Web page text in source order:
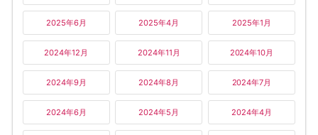
2025年6月 2025年4月 2025年1月
2024年12月 2024年11月 2024年10月
2024年9月 2024年8月 2024年7月
2024年6月 2024年5月 2024年4月